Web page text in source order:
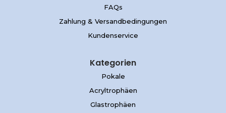
FAQs
Zahlung & Versandbedingungen
Kundenservice
Kategorien
Pokale
Acryltrophäen
Glastrophäen